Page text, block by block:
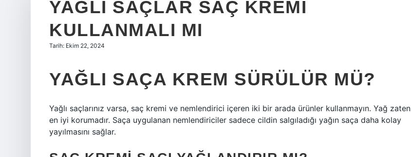
YAĞLI SAÇLAR SAÇ KREMI
KULLANMALI MI
Tarih: Ekim 22, 2024
YAĞLI SAÇA KREM SÜRÜLÜR MÜ?
Yağlı saçlarınız varsa, saç kremi ve nemlendirici içeren iki bir arada ürünler kullanmayın. Yağ zaten
en iyi korumadır. Saça uygulanan nemlendiriciler sadece cildin salgıladığı yağın saça daha kolay
yayılmasını sağlar.